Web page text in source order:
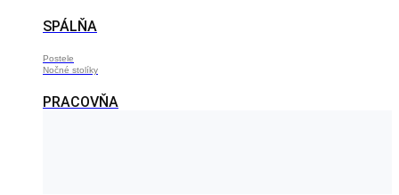
SPÁLŇA
Postele
Nočné stolíky
PRACOVŇA